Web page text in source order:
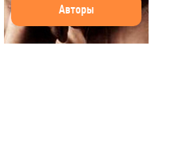
Авторы